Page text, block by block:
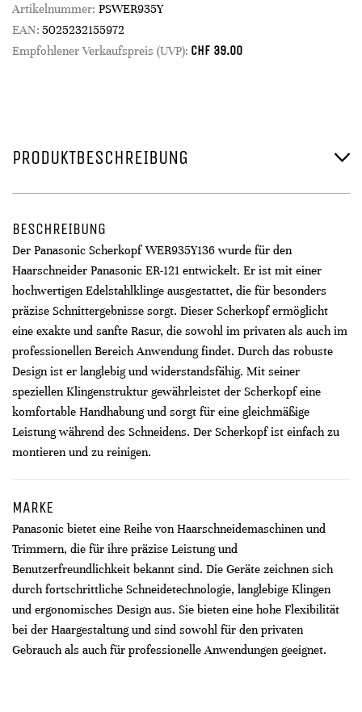
Artikelnummer: PSWER935Y
EAN: 5025232155972
Empfohlener Verkaufspreis (UVP): CHF 39.00
PRODUKTBESCHREIBUNG
BESCHREIBUNG
Der Panasonic Scherkopf WER935Y136 wurde für den
Haarschneider Panasonic ER-121 entwickelt. Er ist mit einer
hochwertigen Edelstahlklinge ausgestattet, die für besonders
präzise Schnittergebnisse sorgt. Dieser Scherkopf ermöglicht
eine exakte und sanfte Rasur, die sowohl im privaten als auch im
professionellen Bereich Anwendung findet. Durch das robuste
Design ist er langlebig und widerstandsfähig. Mit seiner
speziellen Klingenstruktur gewährleistet der Scherkopf eine
komfortable Handhabung und sorgt für eine gleichmäßige
Leistung während des Schneidens. Der Scherkopf ist einfach zu
montieren und zu reinigen.
MARKE
Panasonic bietet eine Reihe von Haarschneidemaschinen und
Trimmern, die für ihre präzise Leistung und
Benutzerfreundlichkeit bekannt sind. Die Geräte zeichnen sich
durch fortschrittliche Schneidetechnologie, langlebige Klingen
und ergonomisches Design aus. Sie bieten eine hohe Flexibilität
bei der Haargestaltung und sind sowohl für den privaten
Gebrauch als auch für professionelle Anwendungen geeignet.